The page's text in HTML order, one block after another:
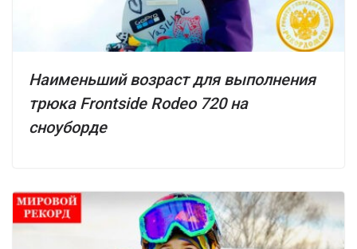
Наименьший возраст для выполнения
трюка Frontside Rodeo 720 на
сноуборде